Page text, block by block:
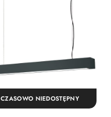
CZASOWO NIEDOSTĘPNY